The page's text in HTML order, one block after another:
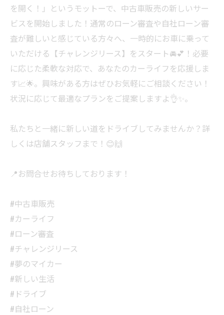
を開く！」というモットーで、中古車販売の新しいサー
ビスを開始しました！通常のローン審査や自社ローン審
査が難しいと感じている方々へ、一時的にお車に乗って
いただける【チャレンジリース】をスタート🚘💕！必要
に応じた柔軟な対応で、あなたのカーライフを応援しま
す📈🌟。興味がある方はぜひお気軽にご相談ください！
状況に応じて最適なプランをご提案しますよ👌✨。
私たちと一緒に新しい道をドライブしてみませんか？詳
しくは店舗スタッフまで！😊🙌
📍お問合せお待ちしております！
#中古車販売
#カーライフ
#ローン審査
#チャレンジリース
#夢のマイカー
#新しい生活
#ドライブ
#自社ローン